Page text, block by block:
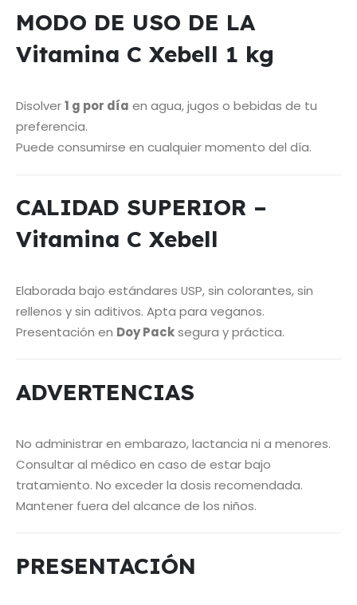
MODO DE USO DE LA
Vitamina C Xebell 1 kg
Disolver1 g por día en agua, jugos o bebidas de tu
preferencia.
Puede consumirse en cualquier momento del día.
CALIDAD SUPERIOR –
Vitamina C Xebell
Elaborada bajo estándares USP, sin colorantes, sin
rellenos y sin aditivos. Apta para veganos.
Presentación en Doy Packsegura y práctica.
ADVERTENCIAS
No administrar en embarazo, lactancia ni a menores.
Consultar al médico en caso de estar bajo
tratamiento. No exceder la dosis recomendada.
Mantener fuera del alcance de los niños.
PRESENTACIÓN